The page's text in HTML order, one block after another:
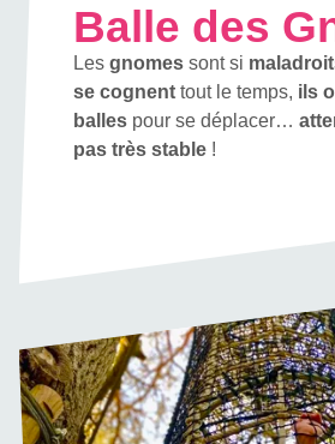
Balle des
Les gnomessont si
se cognenttout le temps, ils
ballespour se déplacer…
pas très stable!